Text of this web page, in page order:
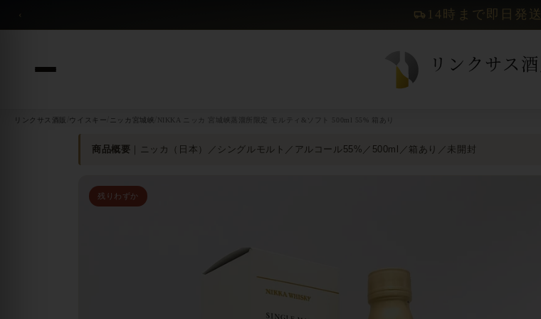
‹ 14時まで即日発送
リンクサス酒販 ウイスキー ニッカ宮城峡 NIKKA ニッカ 宮城峡蒸溜所限定 モルティ&ソフト 500ml 55% 箱あり
商品概要 ｜ニッカ（日本）／シングルモルト／アルコール55%／500ml／箱あり／未開封
残りわずか